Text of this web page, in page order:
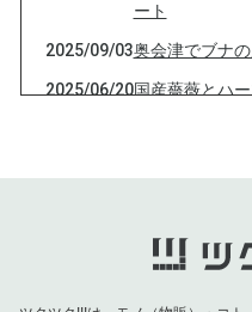
ート
2025/09/03奥会津でブナ
2025/06/20国産薔薇とハ
三連休はいか